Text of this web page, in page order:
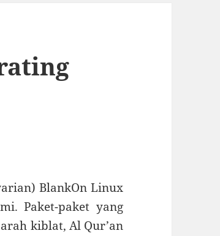
BlankOn Linux
Paket-paket yang
kiblat, Al Qur’an